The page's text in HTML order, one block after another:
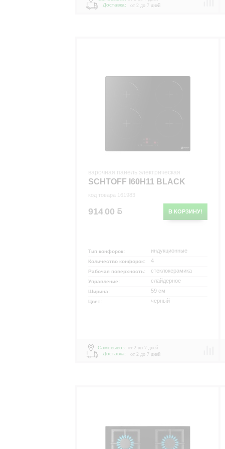
Доставка:
от 2 до 7 дней
варочная панель электрическая
SCHTOFF I60H11 BLACK
код товара 161983
В КОРЗИНУ!
914.00
Тип конфорок: индукционные
Количество конфорок: 4
Рабочая поверхность: стеклокерамика
Управление: слайдерное
Ширина: 59 см
Цвет: черный
Самовывоз: от 2 до 7 дней
Доставка:
от 2 до 7 дней